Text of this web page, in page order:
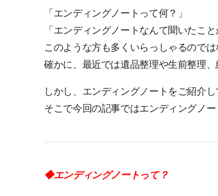
「エンディングノートって何？」
「エンディングノートなんて聞いたこと
このような方も多くいらっしゃるので
確かに、最近では遺品整理や生前整理
しかし、エンディングノートをご紹介
そこで今回の記事ではエンディングノ
◆エンディングノートって？